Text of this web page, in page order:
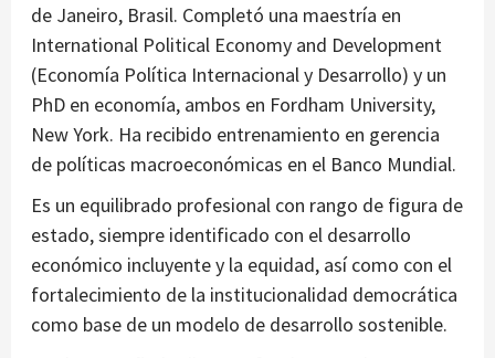
de Janeiro, Brasil. Completó una maestría en
International Political Economy and Development
(Economía Política Internacional y Desarrollo) y un
PhD en economía, ambos en Fordham University,
New York. Ha recibido entrenamiento en gerencia
de políticas macroeconómicas en el Banco Mundial.
Es un equilibrado profesional con rango de figura de
estado, siempre identificado con el desarrollo
económico incluyente y la equidad, así como con el
fortalecimiento de la institucionalidad democrática
como base de un modelo de desarrollo sostenible.